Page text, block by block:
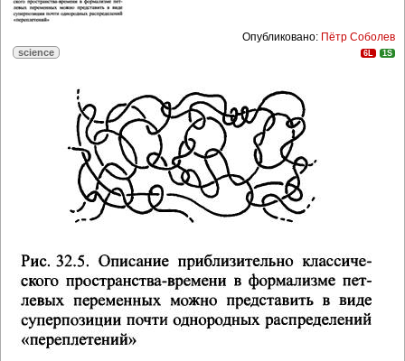
Опубликовано: Пётр Соболев
science 6L 1S